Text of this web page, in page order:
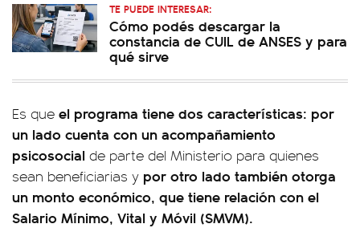
TE PUEDE INTERESAR:
Cómo podés descargar la
constancia de CUIL de ANSES y para
qué sirve
Es que el programa tiene dos características: por
un lado cuenta con un acompañamiento
psicosocial de parte del Ministerio para quienes
sean beneficiarias y por otro lado también otorga
un monto económico, que tiene relación con el
Salario Mínimo, Vital y Móvil (SMVM).